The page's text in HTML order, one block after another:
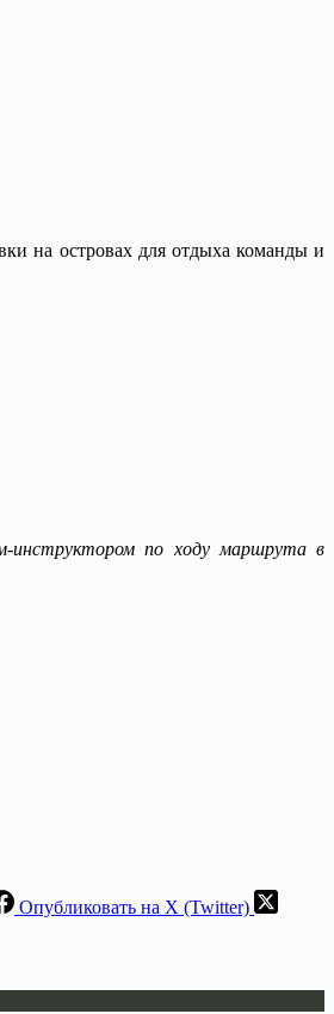
на островах для отдыха команды и
инструктором по ходу маршрута в
Опубликовать на X (Twitter)